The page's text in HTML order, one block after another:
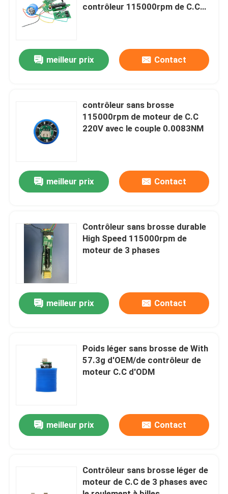
Produits
Vidéos
Au sujet de nous
Contrôle de qualité
Contactez-nous
Demandez une citation
Moteur sans brosse de C.C
contrôleur 115000rpm de C.C
meilleur prix Contact
contrôleur sans brosse
115000rpm de moteur de C.C
220V avec le couple 0.0083NM
meilleur prix Contact
Contrôleur sans brosse durable
High Speed 115000rpm de
moteur de 3 phases
meilleur prix Contact
Poids léger sans brosse de With
57.3g d'OEM/de contrôleur de
moteur C.C d'ODM
meilleur prix Contact
Contrôleur sans brosse léger de
moteur de C.C de 3 phases avec